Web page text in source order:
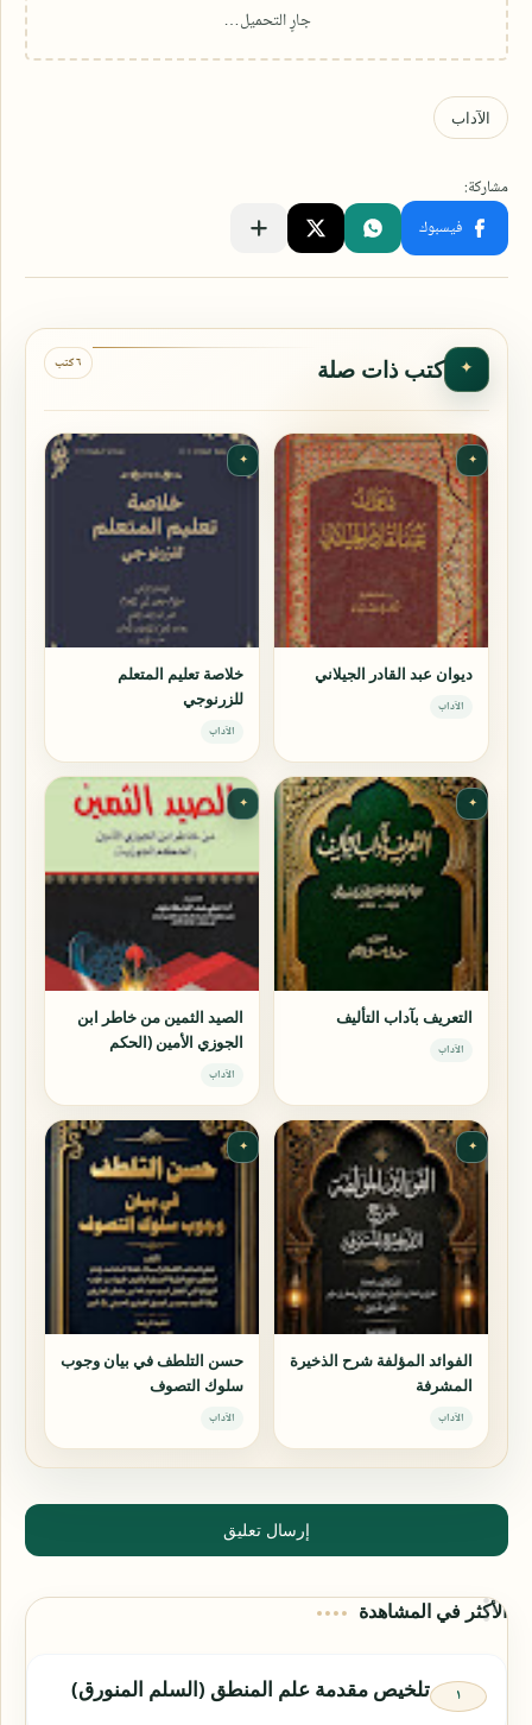
✦ كتب ذات صلة ٦ كتب
✦
ديوان عبد القادر الجيلاني
الآداب
✦
خلاصة تعليم المتعلم
للزرنوجي
الآداب
✦
التعريف بآداب التأليف
الآداب
✦
الصيد الثمين من خاطر ابن
الجوزي الأمين (الحكم
الجوزية)
الآداب
✦
الفوائد المؤلفة شرح الذخيرة
المشرفة
الآداب
✦
حسن التلطف في بيان وجوب
سلوك التصوف
الآداب
إرسال تعليق
الأكثر في المشاهدة
تلخيص مقدمة علم المنطق (السلم المنورق)